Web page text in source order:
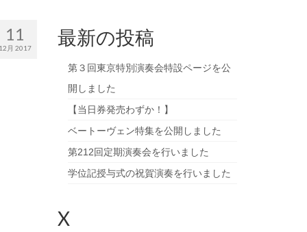
11
月 2017 最新の投稿
第３回東京特別演奏会特設ページを公
開しました
【当日券発売わずか！】
ベートーヴェン特集を公開しました
第212回定期演奏会を行いました
学位記授与式の祝賀演奏を行いました
X